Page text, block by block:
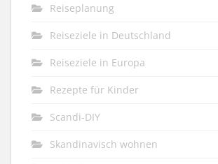
Reiseplanung
Reiseziele in Deutschland
Reiseziele in Europa
Rezepte für Kinder
Scandi-DIY
Skandinavisch wohnen